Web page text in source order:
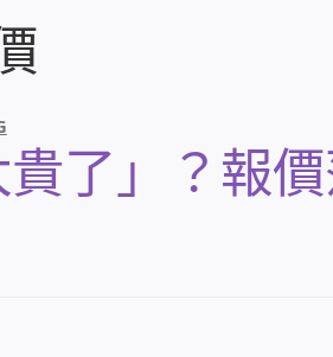
了」？報